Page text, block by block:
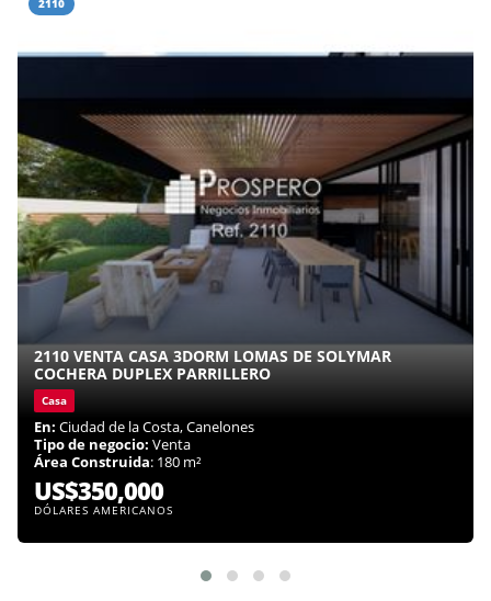
2110
2110 VENTA CASA 3DORM LOMAS DE SOLYMAR
COCHERA DUPLEX PARRILLERO
Casa
En: Ciudad de la Costa, Canelones
Tipo de negocio: Venta
Área Construida: 180 m²
US$350,000
DÓLARES AMERICANOS